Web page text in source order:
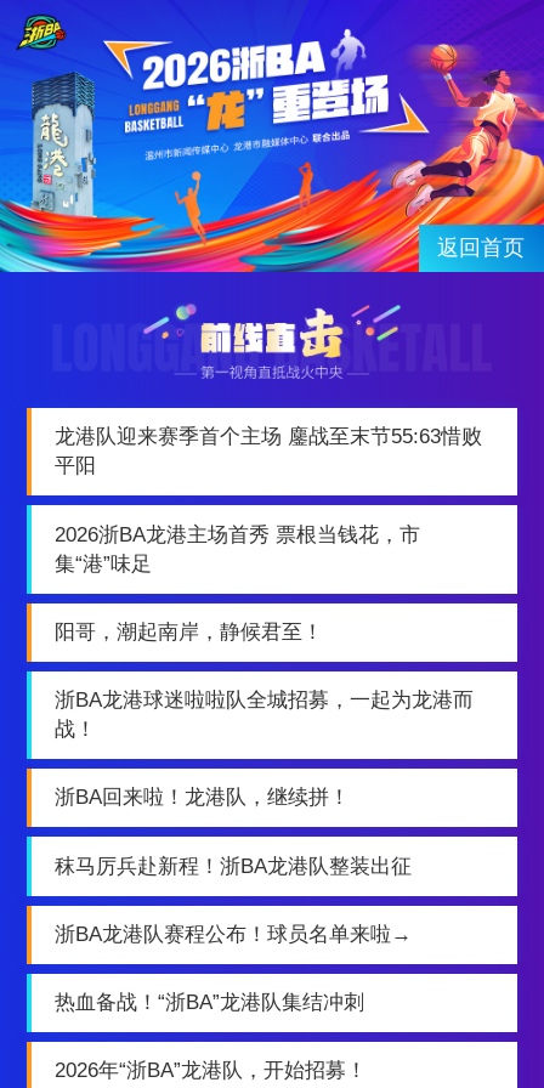
返回首页
龙港队迎来赛季首个主场 鏖战至末节55:63惜败
平阳
2026浙BA龙港主场首秀 票根当钱花，市
集“港”味足
阳哥，潮起南岸，静候君至！
浙BA龙港球迷啦啦队全城招募，一起为龙港而
战！
浙BA回来啦！龙港队，继续拼！
秣马厉兵赴新程！浙BA龙港队整装出征
浙BA龙港队赛程公布！球员名单来啦→
热血备战！“浙BA”龙港队集结冲刺
2026年“浙BA”龙港队，开始招募！